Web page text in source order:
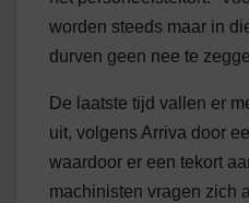
worden steeds maar in
durven geen nee te
De laatste tijd vallen er
uit, volgens Arriva door
waardoor er een tekort
machinisten vragen zich